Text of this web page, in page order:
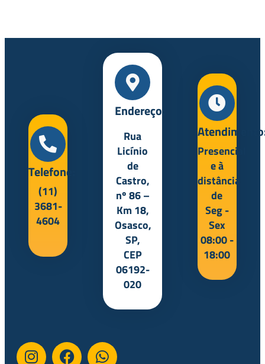
Telefone:
(11)
3681-
4604
Endereço:
Rua
Licínio
de
Castro,
nº 86 –
Km 18,
Osasco,
SP,
CEP
06192-
020
Presencial
e à
distância
de
Seg -
Sex
08:00 -
18:00